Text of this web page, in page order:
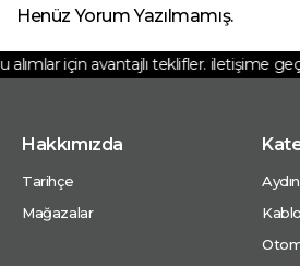
Henüz Yorum Yazılmamış.
alımlar için avantajlı teklifler. iletişime
Hakkımızda
Tarihçe
Mağazalar